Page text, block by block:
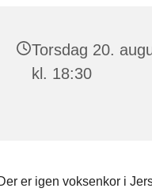
Torsdag 20.
kl. 18:30
er igen voksenkor i